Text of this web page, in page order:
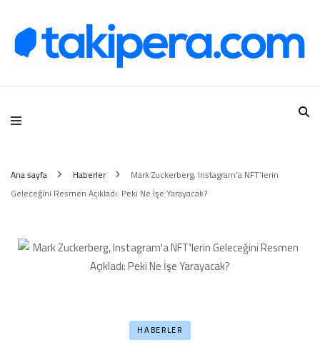
Takipera Dijital Hizmetler
Ana sayfa Haberler
Mark Zuckerberg, Instagram’a NFT’lerin
Geleceğini Resmen Açıkladı: Peki Ne İşe Yarayacak?
HABERLER